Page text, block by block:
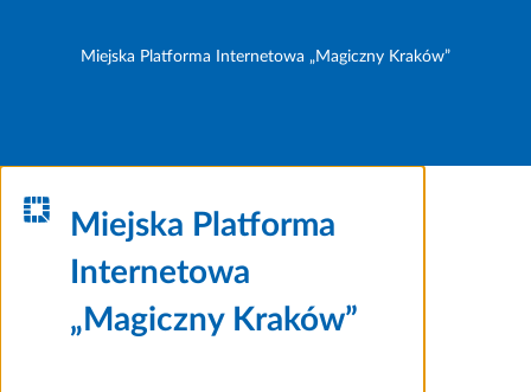
Miejska Platforma Internetowa „Magiczny Kraków”
Miejska Platforma
Internetowa
„Magiczny Kraków”